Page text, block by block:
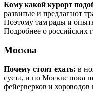
Кому какой курорт
развитые и предлагают
Поэтому там рады и
Подробнее о российских
Москва
Почему стоит ехать: в
суета, и по Москве пока
фейерверков и хороводов